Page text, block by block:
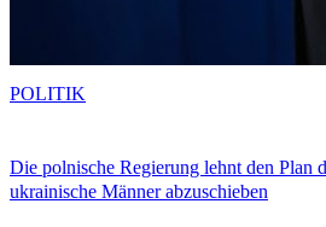
Die polnische Regierung lehnt den Plan
ukrainische Männer abzuschieben
POLITIK